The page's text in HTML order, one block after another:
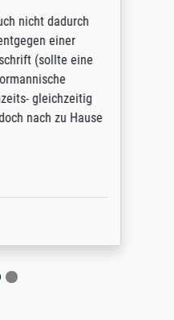
nicht dadurch
einer
(sollte eine
gleichzeitig
nach zu Hause